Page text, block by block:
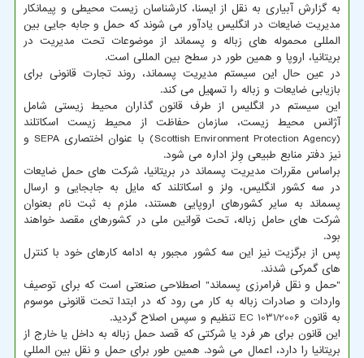
به گزارش آبیاری به نقل از ایسنا، کارشناسان زیست محیطی و پیمانکار
مدیریت ضایعات در انگلیس یادآور می شوند که حمل و جابه جایی بین
المللی محموله های زباله و پسماند از موضوعات تحت مدیریت در
بریتانیا، اروپا و همین طور در سطح بین المللی است.
در عین حال این سیستم مدیریت پسماند، روند تجارت قانونی برای
بازیابی ضایعات و زباله را تسهیل می کند.
این سیستم در انگلیس از طرف قانون گذاران محیط زیستی شامل
آژانس محیط زیست، سازمان حفاظت از محیط زیست اسکاتلند
(Scottish Environment Protection Agency) با عنوان اختصاری SEPA و
نیز دفتر منابع طبیعی وِلز اداره می شود.
براساس مقررات مدیریت پسماند در بریتانیا، شرکت های حمل ضایعات
در سه کشور انگلیس، ولز و اسکاتلند که مایل به جابجایی و ارسال
پسماند به سایر کشورهای اروپایی هستند، ملزم به ثبت نام بعنوان
شرکت های حامل زباله، تحت قوانین ملی در کشورهای مقصد خواهند
بود.
پس از برگزیت نیز این سه کشور مجبور به ادامه کارهای خود با کنترل
های گمرکی شدند.
"حمل و نقل فرامرزی پسماند" اصطلاحی صنعتی است که برای توصیف
واردات و صادرات زباله به کار می رود که در ابتدا تحت قانونی موسوم
به قانون EC 1031/2006 تنظیم و سپس اصلاح گردید.
این قانون برای هر فرد یا شرکتی که قصد حمل زباله به داخل یا خارج از
بریتانیا را دارد، اعمال می شود. همین طور برای حمل و نقل بین المللیِ